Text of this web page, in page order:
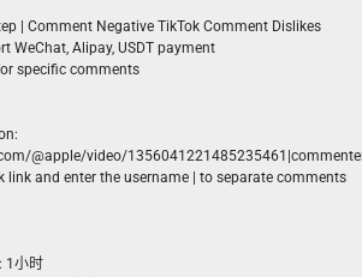
| Comment Negative TikTok Comment Dislikes
WeChat, Alipay, USDT payment
specific comments
@apple/video/
link and enter the username | to separate comments
1小时